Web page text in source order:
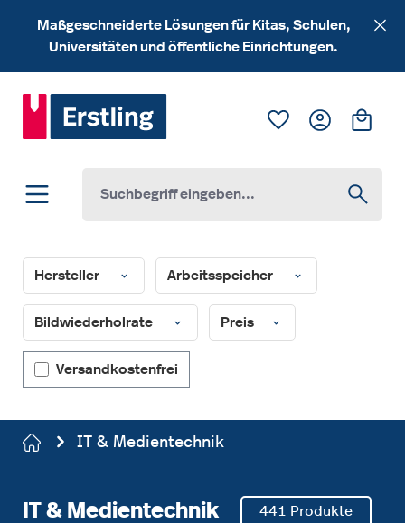
Zum Hauptinhalt springen
Maßgeschneiderte Lösungen für Kitas, Schulen,
Universitäten und öffentliche Einrichtungen.
Du hast 0
Hersteller Arbeitsspeicher
Bildwiederholrate Preis
Filter hinzufügen: Versandkostenfrei
Versandkostenfrei
IT & Medientechnik
IT & Medientechnik 441 Produkte